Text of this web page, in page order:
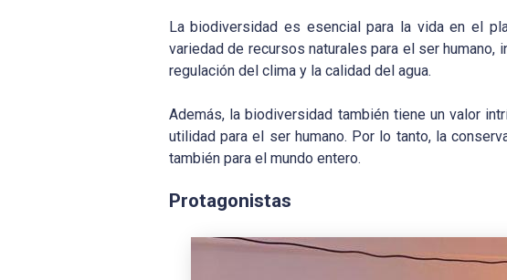
La biodiversidad es esencial para la vida en el
variedad de recursos naturales para el ser
regulación del clima y la calidad del agua.
Además, la biodiversidad también tiene un valor
utilidad para el ser humano. Por lo tanto, la
también para el mundo entero.
Protagonistas